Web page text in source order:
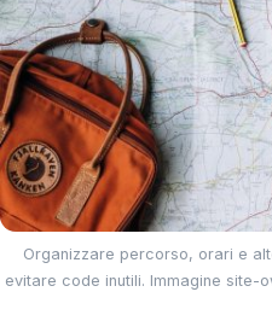
Organizzare percorso, orari e
evitare code inutili. Immagine site-